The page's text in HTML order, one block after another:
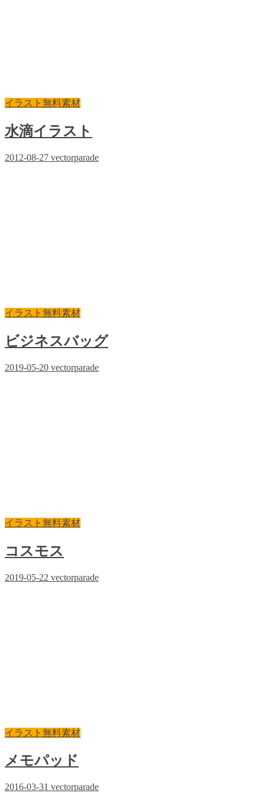
イラスト無料素材
水滴イラスト
2012-08-27 vectorparade
イラスト無料素材
ビジネスバッグ
2019-05-20 vectorparade
イラスト無料素材
コスモス
2019-05-22 vectorparade
イラスト無料素材
メモパッド
2016-03-31 vectorparade